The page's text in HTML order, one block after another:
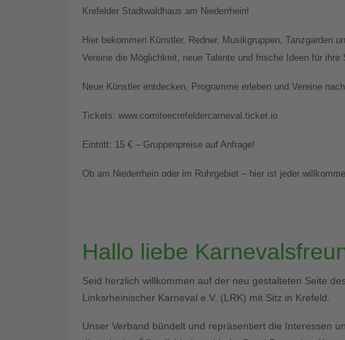
Krefelder Stadtwaldhaus am Niederrhein!
Hier bekommen Künstler, Redner, Musikgruppen, Tanzgarden
Vereine die Möglichkeit, neue Talente und frische Ideen für ihre
Neue Künstler entdecken, Programme erleben und Vereine
Tickets: www.comiteecrefeldercarneval.ticket.io
Eintritt: 15 € – Gruppenpreise auf Anfrage!
Ob am Niederrhein oder im Ruhrgebiet – hier ist jeder
Hallo liebe
Seid herzlich willkommen auf der neu gestalteten Seite
Linksrheinischer Karneval e.V. (LRK) mit Sitz in Krefeld.
Unser Verband bündelt und repräsentiert die Interessen